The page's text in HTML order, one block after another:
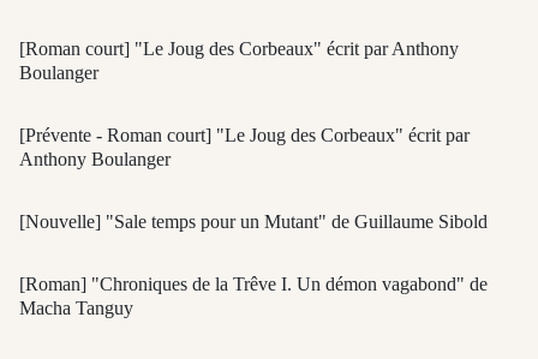
[Roman court] "Le Joug des Corbeaux" écrit par Anthony
Boulanger
[Prévente - Roman court] "Le Joug des Corbeaux" écrit par
Anthony Boulanger
[Nouvelle] "Sale temps pour un Mutant" de Guillaume Sibold
[Roman] "Chroniques de la Trêve I. Un démon vagabond" de
Macha Tanguy